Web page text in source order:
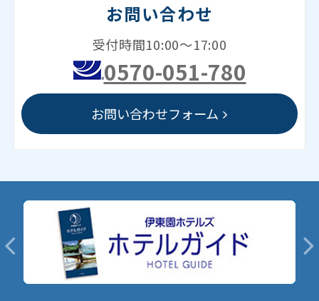
お問い合わせ
受付時間10:00～17:00
0570-051-780
お問い合わせフォーム